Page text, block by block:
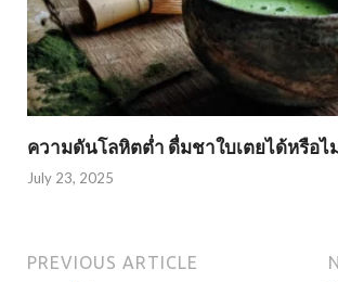
ความดันโลหิตต่ำ ดื่มชาใบเตยได้หรือไ
July 23, 2025
PREVIOUS ARTICLE